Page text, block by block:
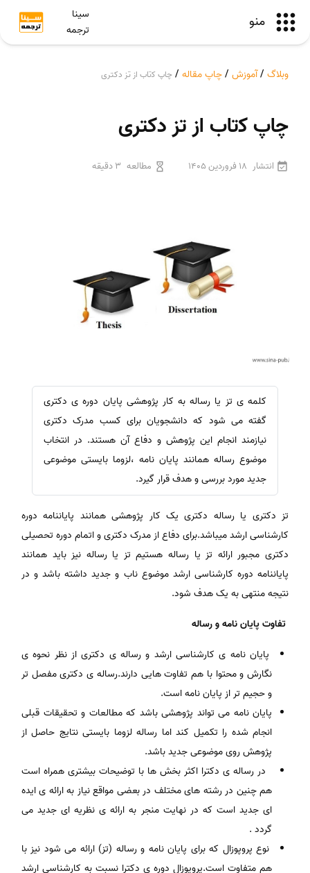
منو
سینا
ترجمه
وبلاگ /آموزش /چاپ مقاله / ﭼﺎپ ﮐﺗﺎب از تز دکتری
ﭼﺎپ ﮐﺗﺎب از تز دکتری
انتشار 18 فروردین 1405 مطالعه 3 دقیقه
کلمه ی تز یا رساله به کار پژوهشی پایان دوره ی دکتری
گفته می شود که دانشجویان برای کسب مدرک دکتری
نیازمند انجام این پژوهش و دفاع آن هستند. در انتخاب
موضوع رساله همانند پایان نامه ،لزوما بایستی موضوعی
جدید مورد بررسی و هدف قرار گیرد.
تز دکتری یا رساله دکتری یک کار پژوهشی همانند پایاننامه دوره
کارشناسی ارشد میباشد.برای دفاع از مدرک دکتری و اتمام دوره تحصیلی
دکتری مجبور ارائه تز یا رساله هستیم تز یا رساله نیز باید همانند
پایاننامه دوره کارشناسی ارشد موضوع ناب و جدید داشته باشد و در
نتیجه منتهی به یک هدف شود.
تفاوت پایان نامه و رساله
پایان نامه ی کارشناسی ارشد و رساله ی دکتری از نظر نحوه ی
نگارش و محتوا با هم تفاوت هایی دارند.رساله ی دکتری مفصل تر
و حجیم تر از پایان نامه است.
پایان نامه می تواند پژوهشی باشد که مطالعات و تحقیقات قبلی
انجام شده را تکمیل کند اما رساله لزوما بایستی نتایج حاصل از
پژوهش روی موضوعی جدید باشد.
در رساله ی دکترا اکثر بخش ها با توضیحات بیشتری همراه است
هم چنین در رشته های مختلف در بعضی مواقع نیاز به ارائه ی ایده
ای جدید است که در نهایت منجر به ارائه ی نظریه ای جدید می
گردد .
نوع پروپوزال که برای پایان نامه و رساله (تز) ارائه می شود نیز با
هم متفاوت است.پروپوزال دوره ی دکترا نسبت به کارشناسی ارشد